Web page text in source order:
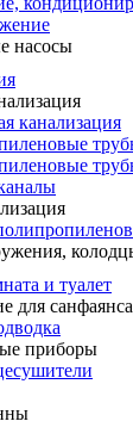
насосы
канализация
и туалет
для
приборы